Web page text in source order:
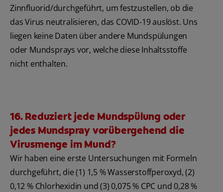
Zinnfluorid/durchgeführt, um festzustellen, ob die
das Virus neutralisieren, das COVID-19 auslöst. Uns
liegen keine Daten über andere Mundspülungen
oder Mundsprays vor, welche diese Inhaltsstoffe
nicht enthalten.
16. Reduziert jede Mundspülung oder
jedes Mundspray vorübergehend die
Virusmenge im Mund?
Wir haben eine erste Untersuchungen mit Formeln
durchgeführt, die (1) 1,5 % Wasserstoffperoxyd, (2)
0,12 % Chlorhexidin und (3) 0,075 % CPC und 0,28 %